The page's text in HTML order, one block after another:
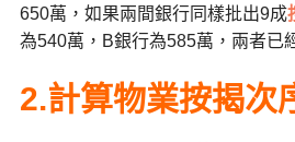
650萬，如果兩間銀行同樣批出9成
為540萬，B銀行為585萬，兩者已
2.計算物業按揭次